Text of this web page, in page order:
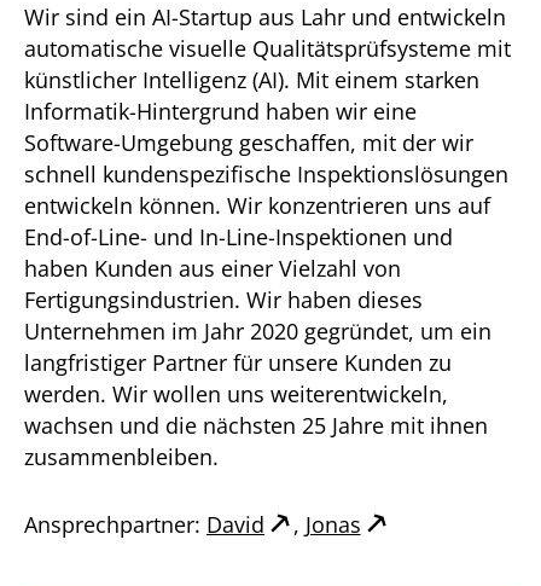
Wir sind ein AI-Startup aus Lahr und entwickeln
automatische visuelle Qualitätsprüfsysteme mit
künstlicher Intelligenz (AI). Mit einem starken
Informatik-Hintergrund haben wir eine
Software-Umgebung geschaffen, mit der wir
schnell kundenspezifische Inspektionslösungen
entwickeln können. Wir konzentrieren uns auf
End-of-Line- und In-Line-Inspektionen und
haben Kunden aus einer Vielzahl von
Fertigungsindustrien. Wir haben dieses
Unternehmen im Jahr 2020 gegründet, um ein
langfristiger Partner für unsere Kunden zu
werden. Wir wollen uns weiterentwickeln,
wachsen und die nächsten 25 Jahre mit ihnen
zusammenbleiben.
Ansprechpartner: David , Jonas